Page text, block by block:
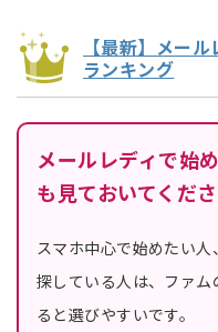
【最新】メー
ランキング
メールレディで始
も見ておいてくだ
スマホ中心で始めたい
探している人は、ファ
ると選びやすいです。